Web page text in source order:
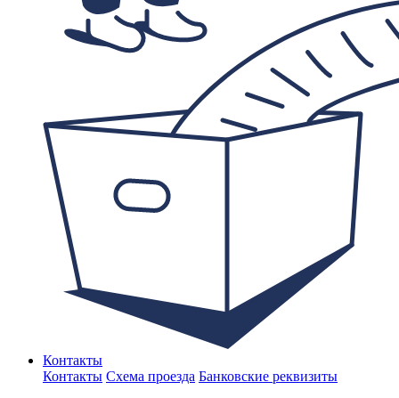
Контакты
Контакты Схема проезда Банковские реквизиты